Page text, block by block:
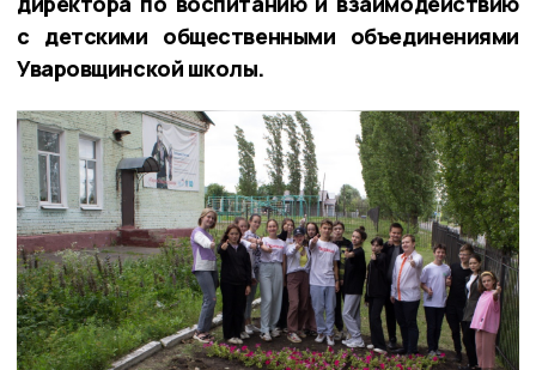
с детскими общественными объединениями
Уваровщинской школы.